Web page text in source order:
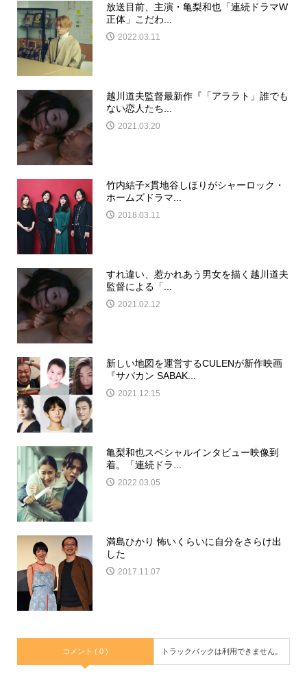
放送目前、主演・亀梨和也「連続ドラマW
正体」こだわ...
2022.03.11
越川道夫監督最新作『「アララト」誰でも
ない恋人たち...
2021.03.20
竹内結子×貫地谷しほりがシャーロック・
ホームズドラマ...
2018.03.11
すれ違い、惹かれあう男女を描く越川道夫
監督による「...
2021.02.12
新しい地図を運営するCULENが新作映画
『サバカン SABAK...
2021.12.15
亀梨和也スペシャルインタビュー映像到
着。「連続ドラ...
2022.03.05
満島ひかり 怖いくらいに自分をさらけ出
した
2017.11.07
コメント ( 0 ) トラックバックは利用できません。